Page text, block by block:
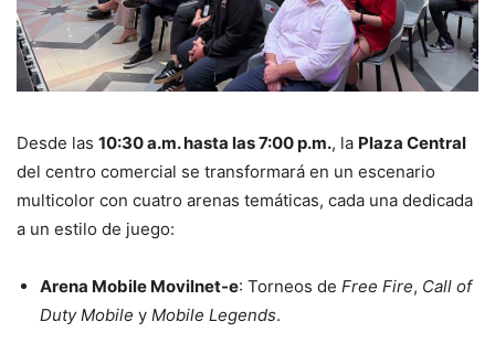
Desde las 10:30 a.m. hasta las 7:00 p.m., la Plaza Central
del centro comercial se transformará en un escenario
multicolor con cuatro arenas temáticas, cada una dedicada
a un estilo de juego:
Arena Mobile Movilnet-e: Torneos de Free Fire, Call of
Duty Mobile y Mobile Legends.